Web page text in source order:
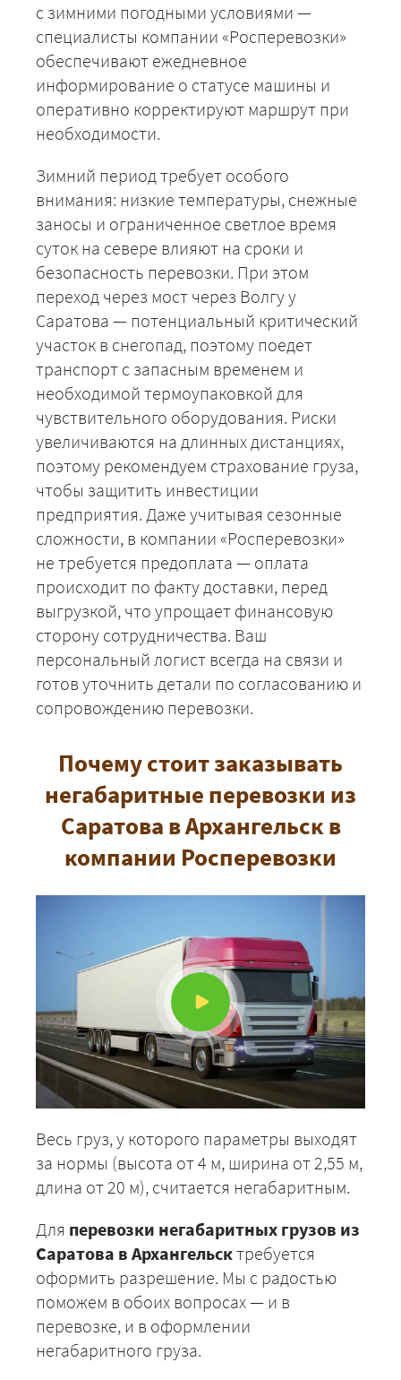
с зимними погодными условиями —
специалисты компании «Росперевозки»
обеспечивают ежедневное
информирование о статусе машины и
оперативно корректируют маршрут при
необходимости.
Зимний период требует особого
внимания: низкие температуры, снежные
заносы и ограниченное светлое время
суток на севере влияют на сроки и
безопасность перевозки. При этом
переход через мост через Волгу у
Саратова — потенциальный критический
участок в снегопад, поэтому поедет
транспорт с запасным временем и
необходимой термоупаковкой для
чувствительного оборудования. Риски
увеличиваются на длинных дистанциях,
поэтому рекомендуем страхование груза,
чтобы защитить инвестиции
предприятия. Даже учитывая сезонные
сложности, в компании «Росперевозки»
не требуется предоплата — оплата
происходит по факту доставки, перед
выгрузкой, что упрощает финансовую
сторону сотрудничества. Ваш
персональный логист всегда на связи и
готов уточнить детали по согласованию и
сопровождению перевозки.
Почему стоит заказывать
негабаритные перевозки из
Саратова в Архангельск в
компании Росперевозки
Весь груз, у которого параметры выходят
за нормы (высота от 4 м, ширина от 2,55 м,
длина от 20 м), считается негабаритным.
Для перевозки негабаритных грузов из
Саратова в Архангельсктребуется
оформить разрешение. Мы с радостью
поможем в обоих вопросах — и в
перевозке, и в оформлении
негабаритного груза.
+7 (499) 520-05-23
ЗАКАЗАТЬ